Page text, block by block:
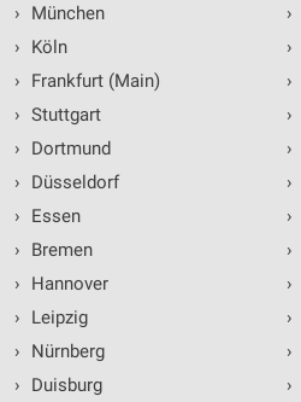
›
München
›
Köln
›
Frankfurt (Main)
› Stuttgart
›
Dortmund
›
Düsseldorf
›
Essen
›
Bremen
›
Hannover
›
Leipzig
›
Nürnberg
›
Duisburg
›
›
›
›
›
›
›
›
›
›
›
›